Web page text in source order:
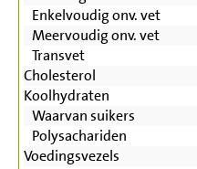
Enkelvoudig onv. vet
Meervoudig onv. vet
Transvet
Cholesterol
Koolhydraten
Waarvan suikers
Polysachariden
Voedingsvezels